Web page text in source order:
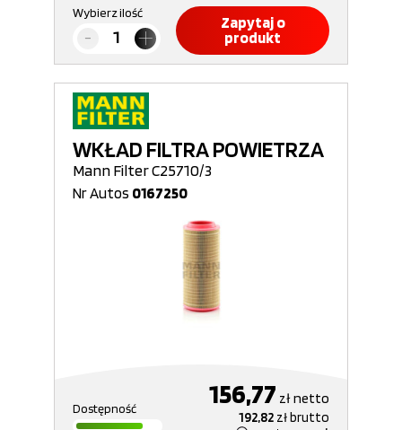
Wybierz ilość
Zapytaj o
produkt
WKŁAD FILTRA POWIETRZA
Mann Filter C25710/3
Nr Autos 0167250
Dostępność 156,77 złnetto
192,82 złbrutto